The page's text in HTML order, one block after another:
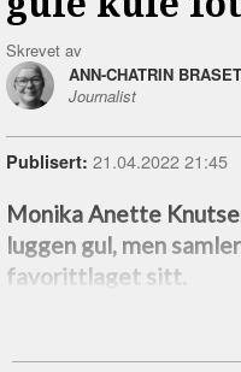
Skrevet av
ANN-CHATRIN
Journalist
Publisert: 21.04.2022 21:45
Monika Anette
luggen gul, men
favorittlaget sitt.